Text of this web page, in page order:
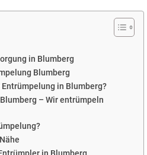
in Blumberg
Blumberg
in Blumberg?
– Wir entrümpeln
in Blumberg